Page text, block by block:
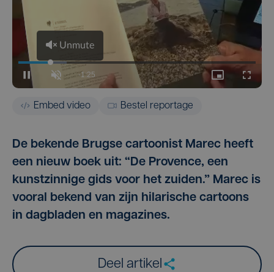
Embed video Bestel reportage
De bekende Brugse cartoonist Marec heeft
een nieuw boek uit: “De Provence, een
kunstzinnige gids voor het zuiden.” Marec is
vooral bekend van zijn hilarische cartoons
in dagbladen en magazines.
Deel artikel